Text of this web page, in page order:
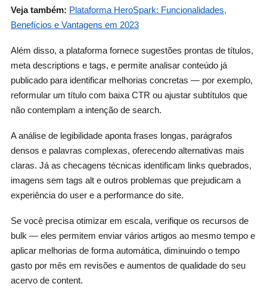
Veja também: Plataforma HeroSpark: Funcionalidades,
Benefícios e Vantagens em 2023
Além disso, a plataforma fornece sugestões prontas de títulos,
meta descriptions e tags, e permite analisar conteúdo já
publicado para identificar melhorias concretas — por exemplo,
reformular um título com baixa CTR ou ajustar subtítulos que
não contemplam a intenção de search.
A análise de legibilidade aponta frases longas, parágrafos
densos e palavras complexas, oferecendo alternativas mais
claras. Já as checagens técnicas identificam links quebrados,
imagens sem tags alt e outros problemas que prejudicam a
experiência do user e a performance do site.
Se você precisa otimizar em escala, verifique os recursos de
bulk — eles permitem enviar vários artigos ao mesmo tempo e
aplicar melhorias de forma automática, diminuindo o tempo
gasto por mês em revisões e aumentos de qualidade do seu
acervo de content.